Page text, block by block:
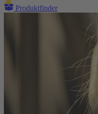
Produktfinder